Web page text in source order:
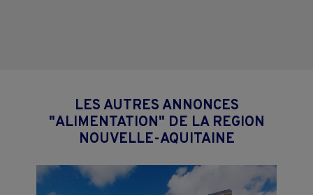
LES AUTRES ANNONCES
"ALIMENTATION" DE LA REGION
NOUVELLE-AQUITAINE